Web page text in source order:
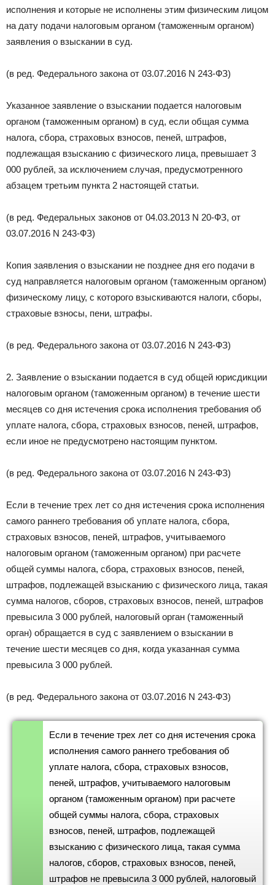
исполнения и которые не исполнены этим физическим лицом
на дату подачи налоговым органом (таможенным органом)
заявления о взыскании в суд.
(в ред. Федерального закона от 03.07.2016 N 243-ФЗ)
Указанное заявление о взыскании подается налоговым
органом (таможенным органом) в суд, если общая сумма
налога, сбора, страховых взносов, пеней, штрафов,
подлежащая взысканию с физического лица, превышает 3
000 рублей, за исключением случая, предусмотренного
абзацем третьим пункта 2 настоящей статьи.
(в ред. Федеральных законов от 04.03.2013 N 20-ФЗ, от
03.07.2016 N 243-ФЗ)
Копия заявления о взыскании не позднее дня его подачи в
суд направляется налоговым органом (таможенным органом)
физическому лицу, с которого взыскиваются налоги, сборы,
страховые взносы, пени, штрафы.
(в ред. Федерального закона от 03.07.2016 N 243-ФЗ)
2. Заявление о взыскании подается в суд общей юрисдикции
налоговым органом (таможенным органом) в течение шести
месяцев со дня истечения срока исполнения требования об
уплате налога, сбора, страховых взносов, пеней, штрафов,
если иное не предусмотрено настоящим пунктом.
(в ред. Федерального закона от 03.07.2016 N 243-ФЗ)
Если в течение трех лет со дня истечения срока исполнения
самого раннего требования об уплате налога, сбора,
страховых взносов, пеней, штрафов, учитываемого
налоговым органом (таможенным органом) при расчете
общей суммы налога, сбора, страховых взносов, пеней,
штрафов, подлежащей взысканию с физического лица, такая
сумма налогов, сборов, страховых взносов, пеней, штрафов
превысила 3 000 рублей, налоговый орган (таможенный
орган) обращается в суд с заявлением о взыскании в
течение шести месяцев со дня, когда указанная сумма
превысила 3 000 рублей.
(в ред. Федерального закона от 03.07.2016 N 243-ФЗ)
Если в течение трех лет со дня истечения срока
исполнения самого раннего требования об
уплате налога, сбора, страховых взносов,
пеней, штрафов, учитываемого налоговым
органом (таможенным органом) при расчете
общей суммы налога, сбора, страховых
взносов, пеней, штрафов, подлежащей
взысканию с физического лица, такая сумма
налогов, сборов, страховых взносов, пеней,
штрафов не превысила 3 000 рублей, налоговый